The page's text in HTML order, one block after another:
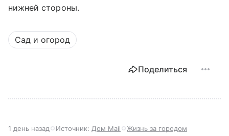
нижней стороны.
Сад и огород
Поделиться
1 день назад Источник: Дом Mail Жизнь за городом